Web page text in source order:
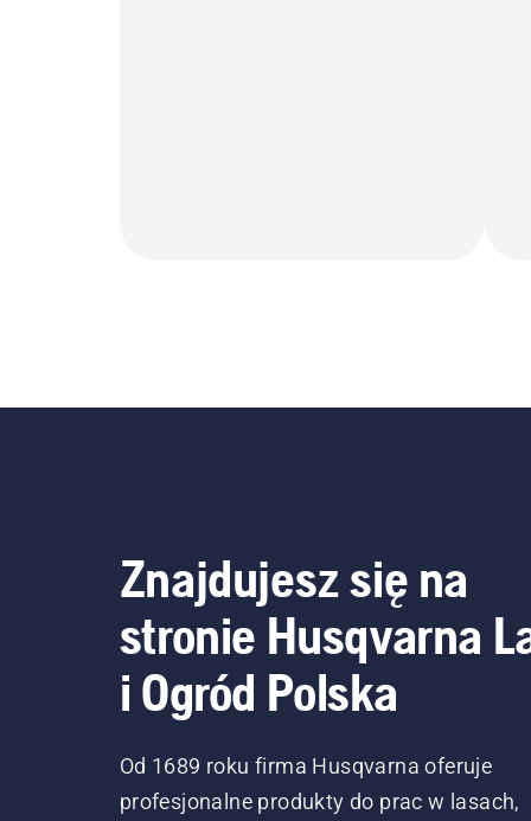
Znajdujesz się na
stronie Husqvarna
i Ogród Polska
Od 1689 roku firma Husqvarna oferuje
profesjonalne produkty do prac w lasach,